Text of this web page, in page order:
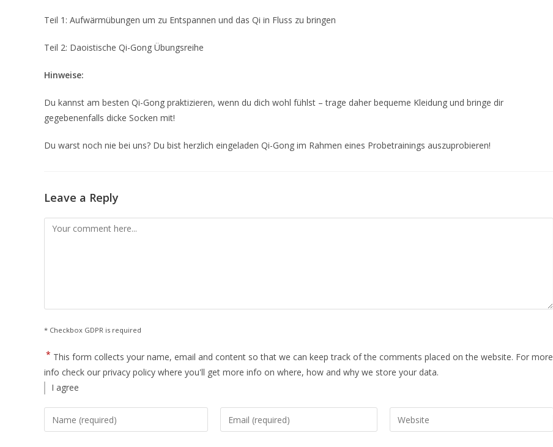
Teil 1: Aufwärmübungen um zu Entspannen und das Qi in Fluss zu bringen
Teil 2: Daoistische Qi-Gong Übungsreihe
Hinweise:
Du kannst am besten Qi-Gong praktizieren, wenn du dich wohl fühlst – trage daher bequeme Kleidung und bringe dir
gegebenenfalls dicke Socken mit!
Du warst noch nie bei uns? Du bist herzlich eingeladen Qi-Gong im Rahmen eines Probetrainings auszuprobieren!
Leave a Reply
Comment
* Checkbox GDPR is required
* This form collects your name, email and content so that we can keep track of the comments placed on the website. For more
info check our privacy policy where you'll get more info on where, how and why we store your data.
I agree
Enter
your
Enter
your
Enter
your